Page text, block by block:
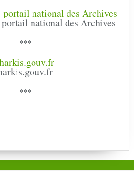
national des Archives
***
***